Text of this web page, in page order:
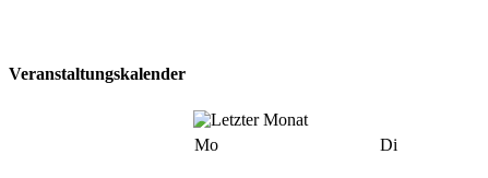
Veranstaltungskalender
Mo
Di